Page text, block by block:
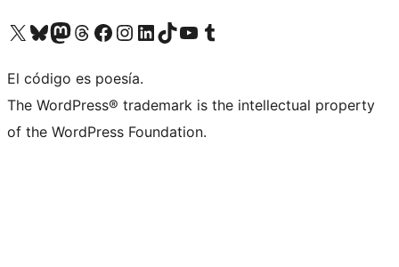
Visit our X (formerly Twitter) account
Visit our Bluesky account
Visit our Mastodon account
Visit our Threads account
Visit our Facebook page
Visit our Instagram account
Visit our LinkedIn account
Visit our TikTok account
Visit our YouTube channel
Visit our Tumblr account
El código es poesía.
The WordPress® trademark is the intellectual property
of the WordPress Foundation.